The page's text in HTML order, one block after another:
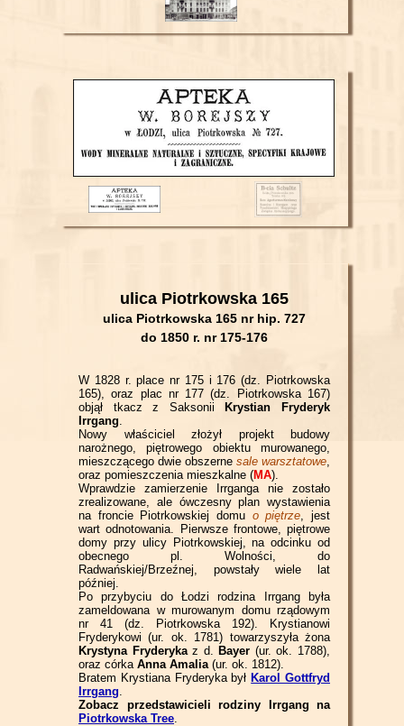
ulica Piotrkowska 165
ulica Piotrkowska 165 nr hip. 727
do 1850 r. nr 175-176
W 1828 r. place nr 175 i 176 (dz. Piotrkowska
165), oraz plac nr 177 (dz. Piotrkowska 167)
objął tkacz z Saksonii
Krystian Fryderyk
Irrgang.
Nowy właściciel złożył projekt budowy
narożnego, piętrowego obiektu murowanego,
mieszczącego dwie obszerne sale warsztatowe,
oraz pomieszczenia mieszkalne (MA).
Wprawdzie zamierzenie Irrganga nie zostało
zrealizowane, ale ówczesny plan wystawienia
na froncie Piotrkowskiej domu o piętrze, jest
wart odnotowania. Pierwsze frontowe, piętrowe
domy przy ulicy Piotrkowskiej, na odcinku od
obecnego pl. Wolności, do
Radwańskiej/Brzeźnej, powstały wiele lat
później.
Po przybyciu do Łodzi rodzina Irrgang była
zameldowana w murowanym domu rządowym
nr 41 (dz. Piotrkowska 192). Krystianowi
Fryderykowi (ur. ok. 1781) towarzyszyła żona
Krystyna Fryderykaz d. Bayer (ur. ok. 1788),
oraz córka Anna Amalia(ur. ok. 1812).
Bratem Krystiana Fryderyka był Karol Gottfryd
Irrgang.
Zobacz przedstawicieli rodziny Irrgang na
Piotrkowska Tree.